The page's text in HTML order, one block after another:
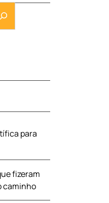
para
fizeram
caminho